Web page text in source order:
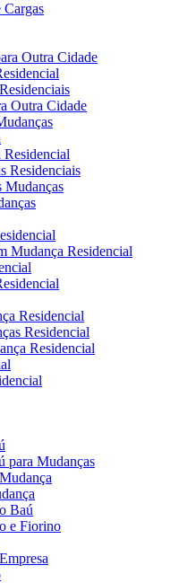
Outra Cidade
Outra Cidade
Residencial
Residenciais
Mudanças
Mudança Residencial
Residencial
Residencial
Residencial
para Mudanças
Baú
e Fiorino